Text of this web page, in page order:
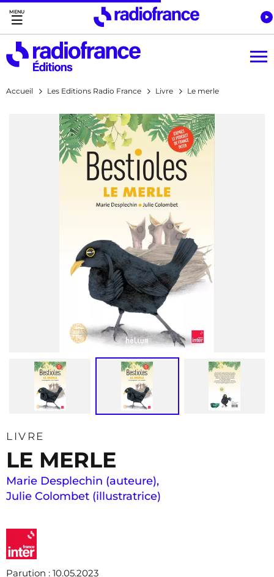
Accès direct :
Menu principal
Contenu
Accueil Les Editions Radio France Livre Le merle
LIVRE
LE MERLE
Marie Desplechin (auteure),
Julie Colombet (illustratrice)
Parution : 10.05.2023